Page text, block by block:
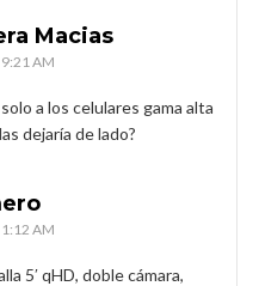
Macias
AM
a los celulares gama alta
dejaría de lado?
AM
5′ qHD, doble cámara,